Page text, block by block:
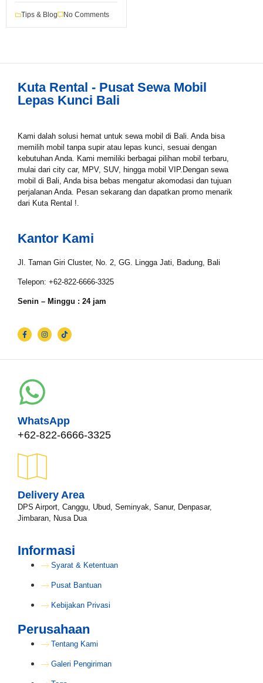
Tips & Blog No Comments
Kuta Rental - Pusat Sewa Mobil
Lepas Kunci Bali
Kami dalah solusi hemat untuk sewa mobil di Bali. Anda bisa
memilih mobil tanpa supir atau lepas kunci, sesuai dengan
kebutuhan Anda. Kami memiliki berbagai pilihan mobil terbaru,
mulai dari city car, MPV, SUV, hingga mobil VIP.Dengan sewa
mobil di Bali, Anda bisa bebas mengatur akomodasi dan tujuan
perjalanan Anda. Pesan sekarang dan dapatkan promo menarik
dari Kuta Rental !.
Pilih Mobil*
Nama*
Tgl Mulai*
Tgl Selesai*
WhatsApp*
Kantor Kami
Jl. Taman Giri Cluster, No. 2, GG. Lingga Jati, Badung, Bali
Telepon: +62-822-6666-3325
Senin – Minggu : 24 jam
WhatsApp
+62-822-6666-3325
Delivery Area
DPS Airport, Canggu, Ubud, Seminyak, Sanur, Denpasar,
Jimbaran, Nusa Dua
Informasi
Syarat & Ketentuan
Pusat Bantuan
Kebijakan Privasi
Perusahaan
Tentang Kami
Galeri Pengiriman